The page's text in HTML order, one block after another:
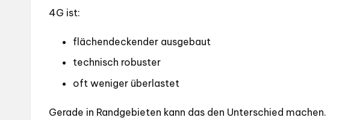
4G ist:
flächendeckender ausgebaut
technisch robuster
oft weniger überlastet
Gerade in Randgebieten kann das den Unterschied machen.